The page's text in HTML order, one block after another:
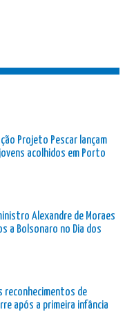
Projeto Pescar lançam
acolhidos em Porto
Alexandre de Moraes
a Bolsonaro no Dia dos
reconhecimentos de
após a primeira infância